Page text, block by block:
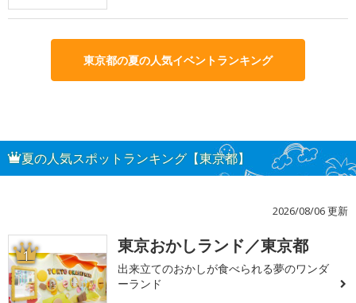
東京都の夏の人気イベントランキング
夏の人気スポットランキング【東京都】
2026/08/06 更新
1 東京おかしランド／東京都
出来立てのおかしが食べられる夢のワンダ
ーランド